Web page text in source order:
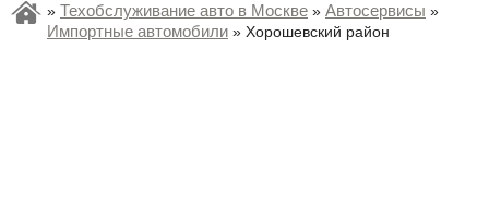
» Техобслуживание авто в Москве » Автосервисы »
Импортные автомобили » Хорошевский район